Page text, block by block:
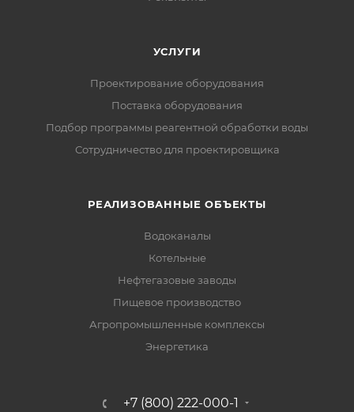
УСЛУГИ
Проектирование оборудования
Поставка оборудования
Подбор программы реагентной обработки воды
Сотрудничество для проектировщика
РЕАЛИЗОВАННЫЕ ОБЪЕКТЫ
Водоканалы
Котельные
Нефтегазовые заводы
Пищевое производство
Агропромышленные комплексы
Энергетика
+7 (800) 222-000-1